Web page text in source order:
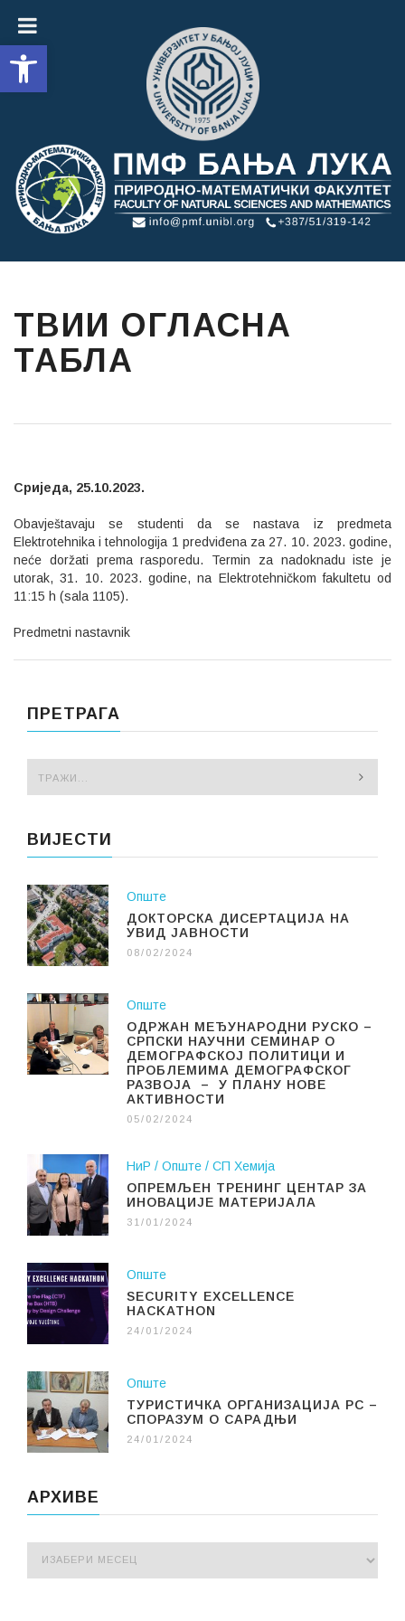
Open toolbar
ТВИИ ОГЛАСНА
ТАБЛА
Сриједа, 25.10.2023.
Obavještavaju se studenti da se nastava iz predmeta
Elektrotehnika i tehnologija 1 predviđena za 27. 10. 2023. godine,
neće doržati prema rasporedu. Termin za nadoknadu iste je
utorak, 31. 10. 2023. godine, na Elektrotehničkom fakultetu od
11:15 h (sala 1105).
Predmetni nastavnik
ПРЕТРАГА
ВИЈЕСТИ
Опште
ДОКТОРСКА ДИСЕРТАЦИЈА НА
УВИД ЈАВНОСТИ
08/02/2024
Опште
ОДРЖАН МЕЂУНАРОДНИ РУСКО –
СРПСКИ НАУЧНИ СЕМИНАР О
ДЕМОГРАФСКОЈ ПОЛИТИЦИ И
ПРОБЛЕМИМА ДЕМОГРАФСКОГ
РАЗВОЈА – У ПЛАНУ НОВЕ
АКТИВНОСТИ
05/02/2024
НиР Опште
СП Хемија
ОПРЕМЉЕН ТРЕНИНГ ЦЕНТАР ЗА
ИНОВАЦИЈЕ МАТЕРИЈАЛА
31/01/2024
Опште
SECURITY EXCELLENCE
HACKATHON
24/01/2024
Опште
ТУРИСТИЧКА ОРГАНИЗАЦИЈА РС –
СПОРАЗУМ О САРАДЊИ
24/01/2024
АРХИВЕ